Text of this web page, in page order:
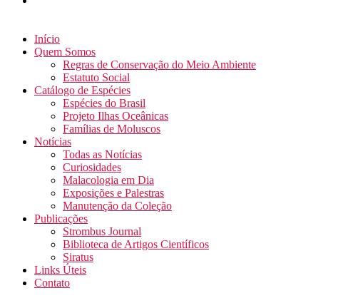
Início
Quem Somos
Regras de Conservação do Meio Ambiente
Estatuto Social
Catálogo de Espécies
Espécies do Brasil
Projeto Ilhas Oceânicas
Famílias de Moluscos
Notícias
Todas as Notícias
Curiosidades
Malacologia em Dia
Exposições e Palestras
Manutenção da Coleção
Publicações
Strombus Journal
Biblioteca de Artigos Científicos
Siratus
Links Úteis
Contato